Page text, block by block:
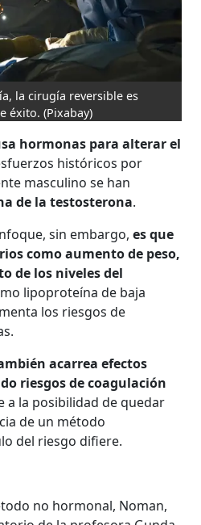
la cirugía reversible es
éxito.(Pixabay)
hormonas para alterar el
históricos por
masculino se han
de la testosterona.
sin embargo, es que
como aumento de peso,
de los niveles del
lipoproteína de baja
los riesgos de
acarrea efectos
riesgos de coagulación
a la posibilidad de quedar
de un método
del riesgo difiere.
no hormonal, Noman,